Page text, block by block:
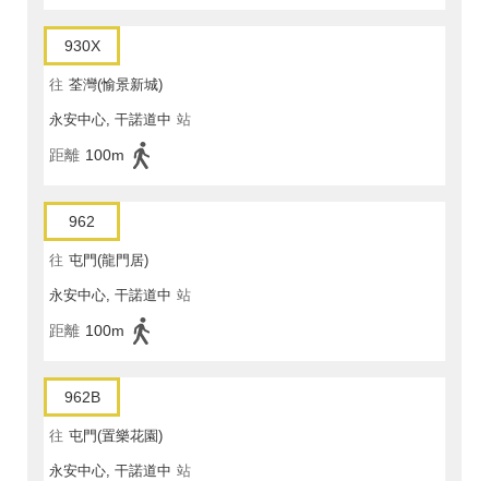
930X
往 荃灣(愉景新城)
永安中心, 干諾道中 站
距離 100m
962
往 屯門(龍門居)
永安中心, 干諾道中 站
距離 100m
962B
往 屯門(置樂花園)
永安中心, 干諾道中 站